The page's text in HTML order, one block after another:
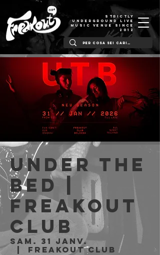
STRICTLY
UNDERGROUND LIVE
MUSIC VENUE SINCE
2012
Under The
Bed |
Freakout
Club
sam. 31 janv.
Freakout Club